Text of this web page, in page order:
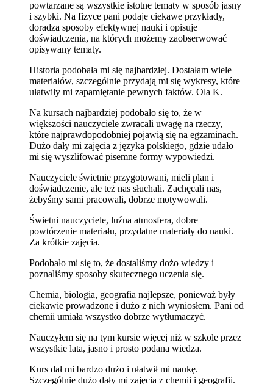
powtarzane są wszystkie istotne tematy w sposób jasny
i szybki. Na fizyce pani podaje ciekawe przykłady,
doradza sposoby efektywnej nauki i opisuje
doświadczenia, na których możemy zaobserwować
opisywany tematy.
Historia podobała mi się najbardziej. Dostałam wiele
materiałów, szczególnie przydają mi się wykresy, które
ułatwiły mi zapamiętanie pewnych faktów. Ola K.
Na kursach najbardziej podobało się to, że w
większości nauczyciele zwracali uwagę na rzeczy,
które najprawdopodobniej pojawią się na egzaminach.
Dużo dały mi zajęcia z języka polskiego, gdzie udało
mi się wyszlifować pisemne formy wypowiedzi.
Nauczyciele świetnie przygotowani, mieli plan i
doświadczenie, ale też nas słuchali. Zachęcali nas,
żebyśmy sami pracowali, dobrze motywowali.
Świetni nauczyciele, luźna atmosfera, dobre
powtórzenie materiału, przydatne materiały do nauki.
Za krótkie zajęcia.
Podobało mi się to, że dostaliśmy dożo wiedzy i
poznaliśmy sposoby skutecznego uczenia się.
Chemia, biologia, geografia najlepsze, ponieważ były
ciekawie prowadzone i dużo z nich wyniosłem. Pani od
chemii umiała wszystko dobrze wytłumaczyć.
Nauczyłem się na tym kursie więcej niż w szkole przez
wszystkie lata, jasno i prosto podana wiedza.
Kurs dał mi bardzo dużo i ułatwił mi naukę.
Szczególnie dużo dały mi zajęcia z chemii i geografii.